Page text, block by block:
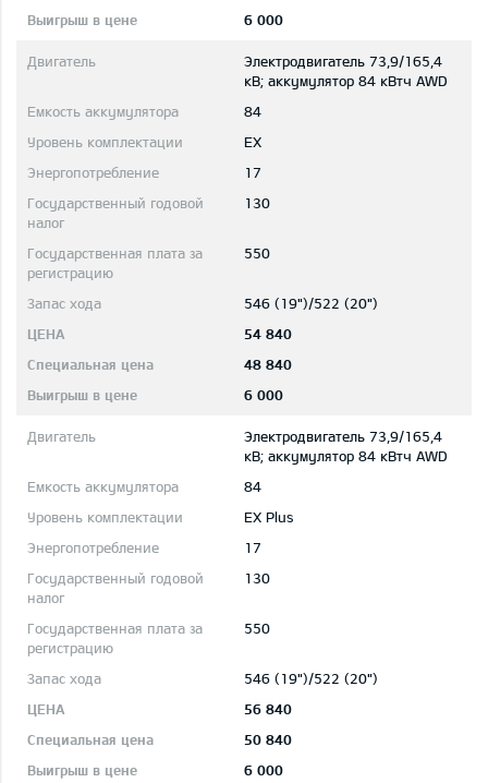
6 000
Электродвигатель 73,9/165,4
кВ; aккумулятор 84 кВтч AWD
84
EX
17
130
550
546 (19")/522 (20")
54 840
48 840
6 000
Электродвигатель 73,9/165,4
кВ; aккумулятор 84 кВтч AWD
84
EX Plus
17
130
550
546 (19")/522 (20")
56 840
50 840
6 000